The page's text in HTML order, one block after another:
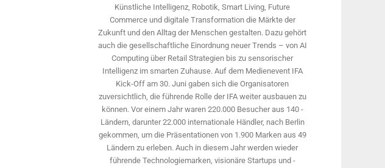
Künstliche Intelligenz, Robotik, Smart Living, Future
Commerce und digitale Trans­formation die Märkte der
Zukunft und den Alltag der Menschen gestalten. Dazu gehört
auch die gesellschaftliche Einordnung neuer Trends – von AI
Computing über Retail Strategien bis zu sensorischer
Intelligenz im smarten Zuhause. Auf dem Medien­event IFA
Kick-Off am 30. Juni gaben sich die Organisatoren
zuversichtlich, die führende Rolle der IFA weiter ausbauen zu
können. Vor einem Jahr ­waren 220.000 Besucher aus 140 ­
Ländern, ­darunter 22.000 internationale Händler, nach Berlin
gekommen, um die Präsen­tationen von 1.900 Marken aus 49
Ländern zu erleben. Auch in diesem Jahr werden wieder
führende Technologiemarken, visionäre Startups und ­